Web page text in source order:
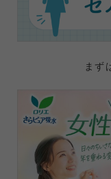
まず